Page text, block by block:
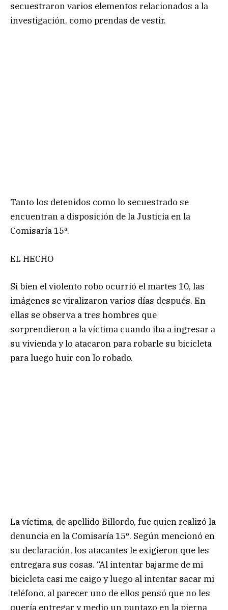
secuestraron varios elementos relacionados a la
investigación, como prendas de vestir.
Tanto los detenidos como lo secuestrado se
encuentran a disposición de la Justicia en la
Comisaría 15ª.
EL HECHO
Si bien el violento robo ocurrió el martes 10, las
imágenes se viralizaron varios días después. En
ellas se observa a tres hombres que
sorprendieron a la víctima cuando iba a ingresar a
su vivienda y lo atacaron para robarle su bicicleta
para luego huir con lo robado.
La víctima, de apellido Billordo, fue quien realizó la
denuncia en la Comisaría 15º. Según mencionó en
su declaración, los atacantes le exigieron que les
entregara sus cosas. “Al intentar bajarme de mi
bicicleta casi me caigo y luego al intentar sacar mi
teléfono, al parecer uno de ellos pensó que no les
quería entregar y medio un puntazo en la pierna